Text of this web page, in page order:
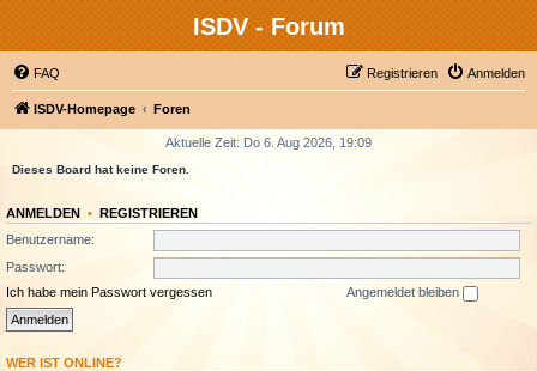
ISDV - Forum
FAQ Anmelden
Registrieren
ISDV-Homepage Foren
Aktuelle Zeit: Do 6. Aug 2026, 19:09
Dieses Board hat keine Foren.
ANMELDEN • REGISTRIEREN
Benutzername:
Passwort:
Ich habe mein Passwort vergessen
Angemeldet bleiben
WER IST ONLINE?